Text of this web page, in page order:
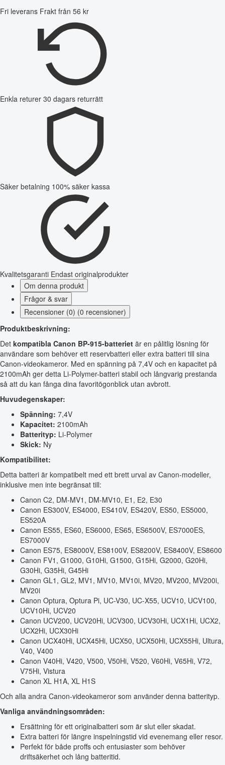
Fri leverans Frakt från 56 kr
Enkla returer 30 dagars returrätt
Säker betalning 100% säker kassa
Kvalitetsgaranti Endast originalprodukter
Om denna produkt
Frågor & svar
Recensioner (0) (0 recensioner)
Produktbeskrivning:
Det kompatibla Canon BP-915-batteriet är en pålitlig lösning för
användare som behöver ett reservbatteri eller extra batteri till sina
Canon-videokameror. Med en spänning på 7,4V och en kapacitet på
2100mAh ger detta Li-Polymer-batteri stabil och långvarig prestanda
så att du kan fånga dina favoritögonblick utan avbrott.
Huvudegenskaper:
Spänning: 7,4V
Kapacitet: 2100mAh
Batterityp: Li-Polymer
Skick: Ny
Kompatibilitet:
Detta batteri är kompatibelt med ett brett urval av Canon-modeller,
inklusive men inte begränsat till:
Canon C2, DM-MV1, DM-MV10, E1, E2, E30
Canon ES300V, ES4000, ES410V, ES420V, ES50, ES5000,
ES520A
Canon ES55, ES60, ES6000, ES65, ES6500V, ES7000ES,
ES7000V
Canon ES75, ES8000V, ES8100V, ES8200V, ES8400V, ES8600
Canon FV1, G1000, G10Hi, G1500, G15Hi, G2000, G20Hi,
G30Hi, G35Hi, G45Hi
Canon GL1, GL2, MV1, MV10, MV10i, MV20, MV200, MV200i,
MV20i
Canon Optura, Optura Pi, UC-V30, UC-X55, UCV10, UCV100,
UCV10Hi, UCV20
Canon UCV200, UCV20Hi, UCV300, UCV30Hi, UCX1Hi, UCX2,
UCX2Hi, UCX30Hi
Canon UCX40Hi, UCX45Hi, UCX50, UCX50Hi, UCX55Hi, Ultura,
V40, V400
Canon V40Hi, V420, V500, V50Hi, V520, V60Hi, V65Hi, V72,
V75Hi, Vistura
Canon XL H1A, XL H1S
Och alla andra Canon-videokameror som använder denna batterityp.
Vanliga användningsområden:
Ersättning för ett originalbatteri som är slut eller skadat.
Extra batteri för längre inspelningstid vid evenemang eller resor.
Perfekt för både proffs och entusiaster som behöver
driftsäkerhet och lång batteritid.